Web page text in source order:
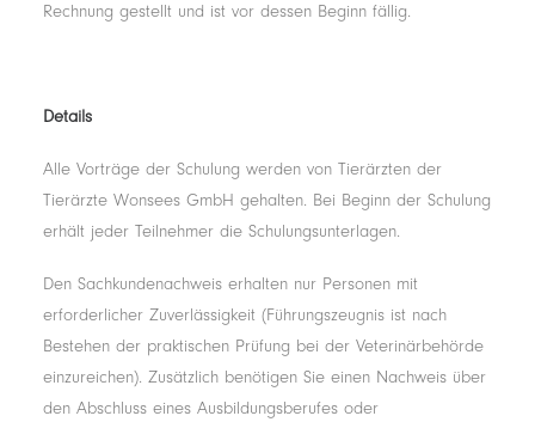
Rechnung gestellt und ist vor dessen Beginn fällig.
Details
Alle Vorträge der Schulung werden von Tierärzten der
Tierärzte Wonsees GmbH gehalten. Bei Beginn der Schulung
erhält jeder Teilnehmer die Schulungsunterlagen.
Den Sachkundenachweis erhalten nur Personen mit
erforderlicher Zuverlässigkeit (Führungszeugnis ist nach
Bestehen der praktischen Prüfung bei der Veterinärbehörde
einzureichen). Zusätzlich benötigen Sie einen Nachweis über
den Abschluss eines Ausbildungsberufes oder